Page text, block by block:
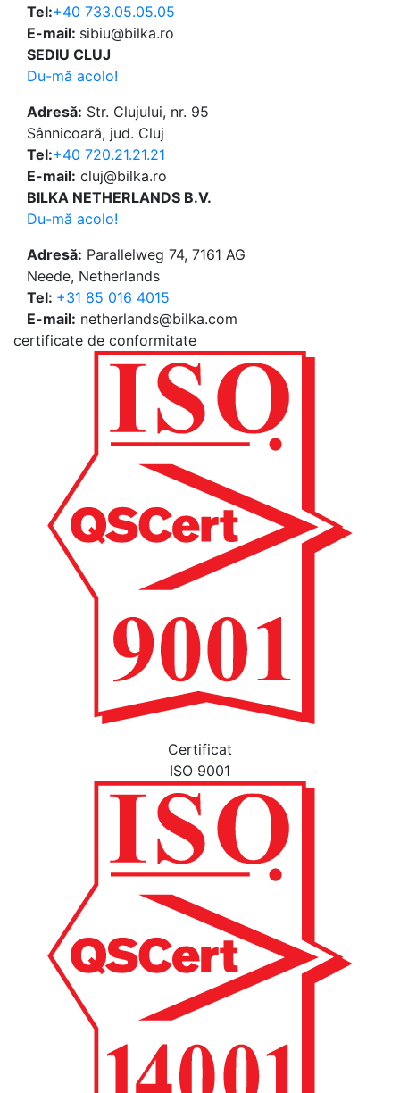
Tel:+40 733.05.05.05
E-mail: sibiu@bilka.ro
SEDIU CLUJ
Du-mă acolo!
Adresă: Str. Clujului, nr. 95
Sânnicoară, jud. Cluj
Tel:+40 720.21.21.21
E-mail: cluj@bilka.ro
BILKA NETHERLANDS B.V.
Du-mă acolo!
Adresă: Parallelweg 74, 7161 AG
Neede, Netherlands
Tel: +31 85 016 4015
E-mail: netherlands@bilka.com
certificate de conformitate
Certificat
ISO 9001